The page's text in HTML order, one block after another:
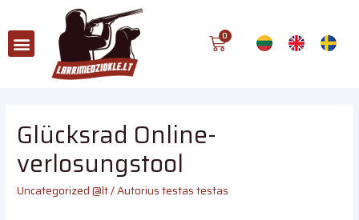
Glücksrad Online-
verlosungstool
Uncategorized @lt/ Autoriustestas testas